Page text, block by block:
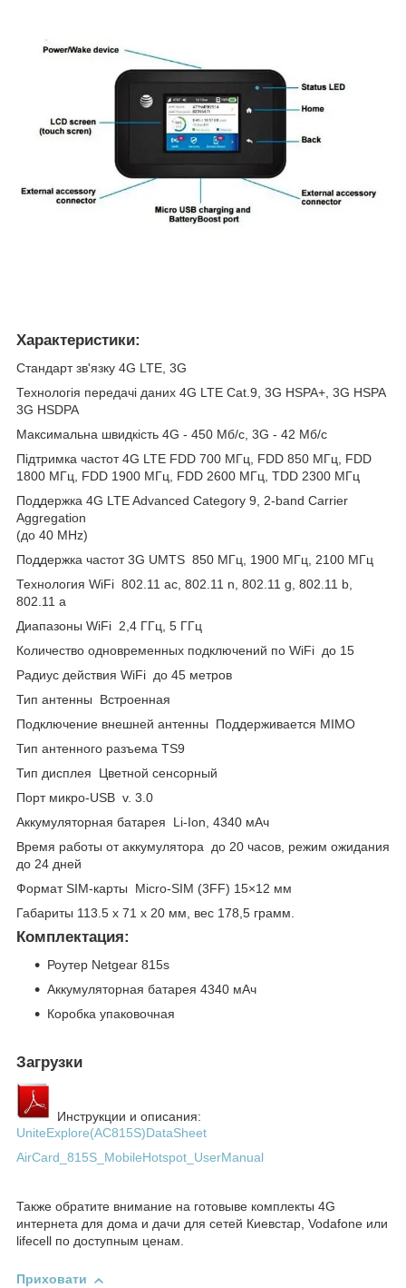
Характеристики:
Стандарт зв'язку 4G LTE, 3G
Технологія передачі даних 4G LTE Cat.9, 3G HSPA+, 3G HSPA
3G HSDPA
Максимальна швидкість 4G - 450 Мб/с, 3G - 42 Мб/с
Підтримка частот 4G LTE FDD 700 МГц, FDD 850 МГц, FDD
1800 МГц, FDD 1900 МГц, FDD 2600 МГц, TDD 2300 МГц
Поддержка 4G LTE Advanced Category 9, 2-band Carrier
Aggregation
(до 40 MHz)
Поддержка частот 3G UMTS 850 МГц, 1900 МГц, 2100 МГц
Технология WiFi 802.11 ac, 802.11 n, 802.11 g, 802.11 b,
802.11 a
Диапазоны WiFi 2,4 ГГц, 5 ГГц
Количество одновременных подключений по WiFi до 15
Радиус действия WiFi до 45 метров
Тип антенны Встроенная
Подключение внешней антенны Поддерживается MIMO
Тип антенного разъема TS9
Тип дисплея Цветной сенсорный
Порт микро-USB v. 3.0
Аккумуляторная батарея Li-Ion, 4340 мАч
Время работы от аккумулятора до 20 часов, режим ожидания
до 24 дней
Формат SIM-карты Micro-SIM (3FF) 15×12 мм
Габариты 113.5 x 71 x 20 мм, вес 178,5 грамм.
Комплектация:
Роутер Netgear 815s
Аккумуляторная батарея 4340 мАч
Коробка упаковочная
Загрузки
Инструкции и описания:
UniteExplore(AC815S)DataSheet
AirCard_815S_MobileHotspot_UserManual
Также обратите внимание на готовыве комплекты 4G
интернета для дома и дачи для сетей Киевстар, Vodafone или
lifecell по доступным ценам.
Приховати